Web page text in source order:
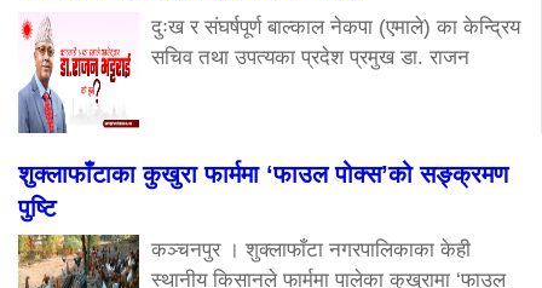
दुःख र संघर्षपूर्ण बाल्काल नेकपा (एमाले) का केन्द्रिय
सचिव तथा उपत्यका प्रदेश प्रमुख डा. राजन
शुक्लाफाँटाका कुखुरा फार्ममा ‘फाउल पोक्स’को सङ्क्रमण
पुष्टि
कञ्चनपुर । शुक्लाफाँटा नगरपालिकाका केही
स्थानीय किसानले फार्ममा पालेका कुखुरामा ‘फाउल